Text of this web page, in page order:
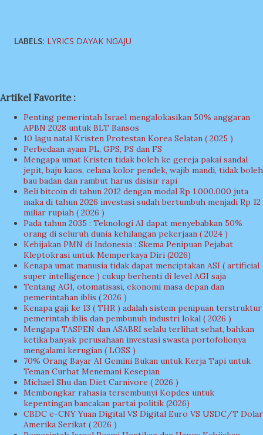
LABELS: LYRICS DAYAK NGAJU
Artikel Favorite :
Penting pemerintah Israel mengalokasikan 50% anggaran
APBN 2028 untuk BLT Bansos
10 lagu natal Kristen Protestan Korea Selatan ( 2025 )
Perbedaan ayam PL, GPS, PS dan FS
Mengapa umat Kristen tidak boleh ke gereja pakai sandal
jepit, baju kaos, celana kolor pendek, wajib mandi, tidak boleh
bau badan dan rambut harus disisir rapi
Beli bitcoin di tahun 2012 dengan modal Rp 1.000.000 juta
maka di tahun 2026 investasi sudah bertumbuh menjadi Rp 12
miliar rupiah ( 2026 )
Pada tahun 2035 : Teknologi AI dapat menyebabkan 50%
orang di seluruh dunia kehilangan pekerjaan ( 2024 )
Kebijakan PMN di Indonesia : Skema Penipuan Pejabat
Kleptokrasi untuk Memperkaya Diri (2026)
Kenapa umat manusia tidak dapat menciptakan ASI ( artificial
super intelligence ) cukup berhenti di level AGI saja
Tentang AGI, otomatisasi, ekonomi masa depan dan
pemerintahan iblis ( 2026 )
Kenapa gaji ke 13 ( THR ) adalah sistem penipuan terstruktur
pemerintah iblis dan pembunuh industri lokal ( 2026 )
Mengapa TASPEN dan ASABRI selalu terlihat sehat, bahkan
ketika banyak perusahaan investasi swasta portofolionya
mengalami kerugian ( LOSS )
70% Orang Bayar AI Gemini Bukan untuk Kerja Tapi untuk
Teman Curhat Menemani Kesepian
Michael Shu dan Diet Carnivore ( 2026 )
Membongkar rahasia tersembunyi Kopdes untuk
kepentingan bancakan partai politik (2026)
CBDC e-CNY Yuan Digital VS Digital Euro VS USDC/T Dolar
Amerika Serikat ( 2026 )